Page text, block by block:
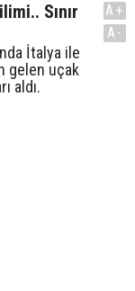
Sınır
İtalya ile
gelen uçak
aldı.
A+
A-